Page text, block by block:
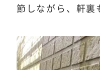
節しながら、軒裏